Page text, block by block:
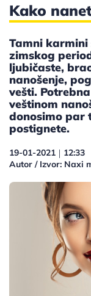
Kako
Tamni karmini
zimskog
ljubičaste,
nanošenje,
vešti.
veštinom
donosimo par
postignete.
19-01-2021 | 12:33
Autor / Izvor: Naxi